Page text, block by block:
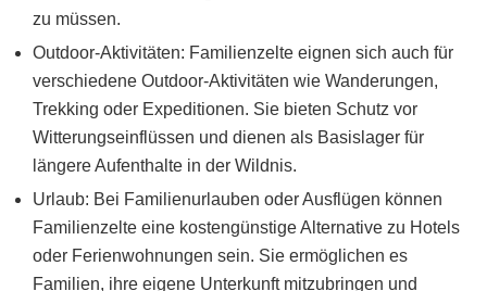
zu müssen.
Outdoor-Aktivitäten: Familienzelte eignen sich auch für
verschiedene Outdoor-Aktivitäten wie Wanderungen,
Trekking oder Expeditionen. Sie bieten Schutz vor
Witterungseinflüssen und dienen als Basislager für
längere Aufenthalte in der Wildnis.
Urlaub: Bei Familienurlauben oder Ausflügen können
Familienzelte eine kostengünstige Alternative zu Hotels
oder Ferienwohnungen sein. Sie ermöglichen es
Familien, ihre eigene Unterkunft mitzubringen und